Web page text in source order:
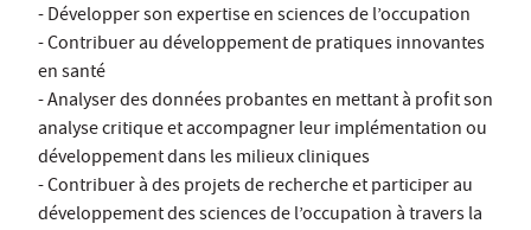
- Développer son expertise en sciences de l’occupation
- Contribuer au développement de pratiques innovantes
en santé
- Analyser des données probantes en mettant à profit son
analyse critique et accompagner leur implémentation ou
développement dans les milieux cliniques
- Contribuer à des projets de recherche et participer au
développement des sciences de l’occupation à travers la